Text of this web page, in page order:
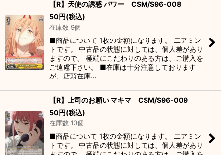
【R】天使の誘惑 パワー CSM/S96-008
50円(税込)
在庫数 9個
■商品について 1枚の金額になります。 二アミン
トです。 中古品の状態に対しては、個人差があり
ますので、 極端にこだわりのある方は、ご購入を
ご遠慮下さい。 ■在庫は十分注意しております
が、店頭在庫…
【R】上司のお願い マキマ CSM/S96-009
50円(税込)
在庫数 10個
■商品について 1枚の金額になります。 二アミン
トです。 中古品の状態に対しては、個人差があり